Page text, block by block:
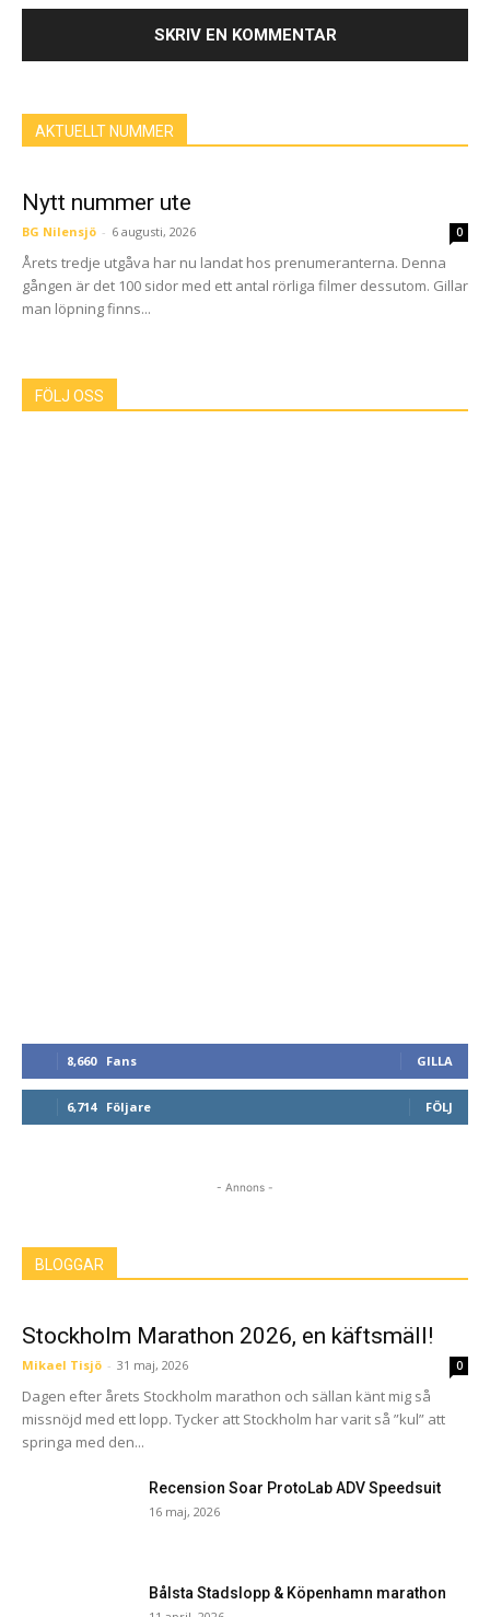
AKTUELLT NUMMER
Nytt nummer ute
BG Nilensjö - 6 augusti, 2026 0
Årets tredje utgåva har nu landat hos prenumeranterna. Denna
gången är det 100 sidor med ett antal rörliga filmer dessutom. Gillar
man löpning finns...
FÖLJ OSS
8,660 Fans GILLA
6,714 Följare FÖLJ
- Annons -
BLOGGAR
Stockholm Marathon 2026, en käftsmäll!
Mikael Tisjö - 31 maj, 2026 0
Dagen efter årets Stockholm marathon och sällan känt mig så
missnöjd med ett lopp. Tycker att Stockholm har varit så ”kul” att
springa med den...
Recension Soar ProtoLab ADV Speedsuit
16 maj, 2026
Bålsta Stadslopp & Köpenhamn marathon